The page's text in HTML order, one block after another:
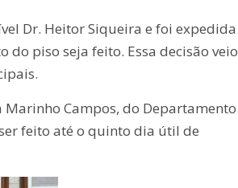
Dr. Heitor Siqueira e foi expedida
piso seja feito. Essa decisão veio
Campos, do Departamento
feito até o quinto dia útil de